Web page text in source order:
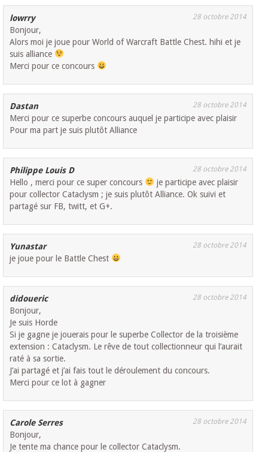
lowrry 28 octobre 2014
Bonjour,
Alors moi je joue pour World of Warcraft Battle Chest. hihi et je
suis alliance
Merci pour ce concours
Dastan 28 octobre 2014
Merci pour ce superbe concours auquel je participe avec plaisir
Pour ma part je suis plutôt Alliance
Philippe Louis D 28 octobre 2014
Hello , merci pour ce super concours
je participe avec plaisir
pour collector Cataclysm ; je suis plutôt Alliance. Ok suivi et
partagé sur FB, twitt, et G+.
Yunastar 28 octobre 2014
je joue pour le Battle Chest
didoueric 28 octobre 2014
Bonjour,
Je suis Horde
Si je gagne je jouerais pour le superbe Collector de la troisième
extension : Cataclysm. Le rêve de tout collectionneur qui l’aurait
raté à sa sortie.
J’ai partagé et j’ai fais tout le déroulement du concours.
Merci pour ce lot à gagner
Carole Serres 28 octobre 2014
Bonjour,
Je tente ma chance pour le collector Cataclysm.